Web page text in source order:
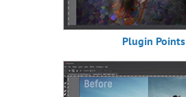
Plugin Points